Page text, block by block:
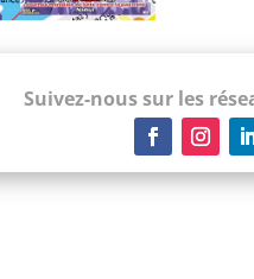
Suivez-nous sur les